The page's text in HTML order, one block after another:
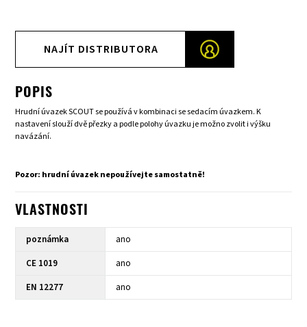
NAJÍT DISTRIBUTORA
POPIS
Hrudní úvazek SCOUT se používá v kombinaci se sedacím úvazkem. K
nastavení slouží dvě přezky a podle polohy úvazku je možno zvolit i výšku
navázání.
Pozor: hrudní úvazek nepoužívejte samostatně!
VLASTNOSTI
poznámka
ano
CE 1019
ano
EN 12277
ano